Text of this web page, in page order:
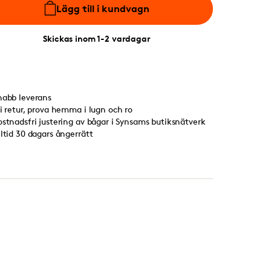
Lägg till i kundvagn
Skickas inom 1-2 vardagar
leverans
retur, prova hemma i lugn och ro
justering av bågar i Synsams butiksnätverk
30 dagars ångerrätt